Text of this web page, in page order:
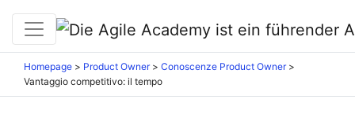
Homepage Product Owner
Conoscenze Product Owner
Vantaggio competitivo: il tempo